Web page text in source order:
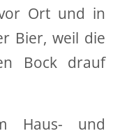
Ort und in
Bier, weil die
Bock drauf
Haus- und